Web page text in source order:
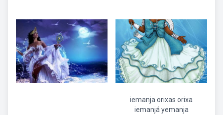
iemanja orixas orixa
iemanjá yemanja